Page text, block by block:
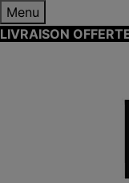
Menu
LIVRAISON